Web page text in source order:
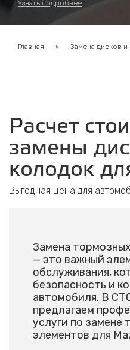
Узнать подробнее
Главная Замена дисков и
Расчет
замены
колодок
Выгодная цена для
Замена
— это важный
обслуживания,
безопасность и
автомобиля. В
предлагаем
услуги по замене
элементов для